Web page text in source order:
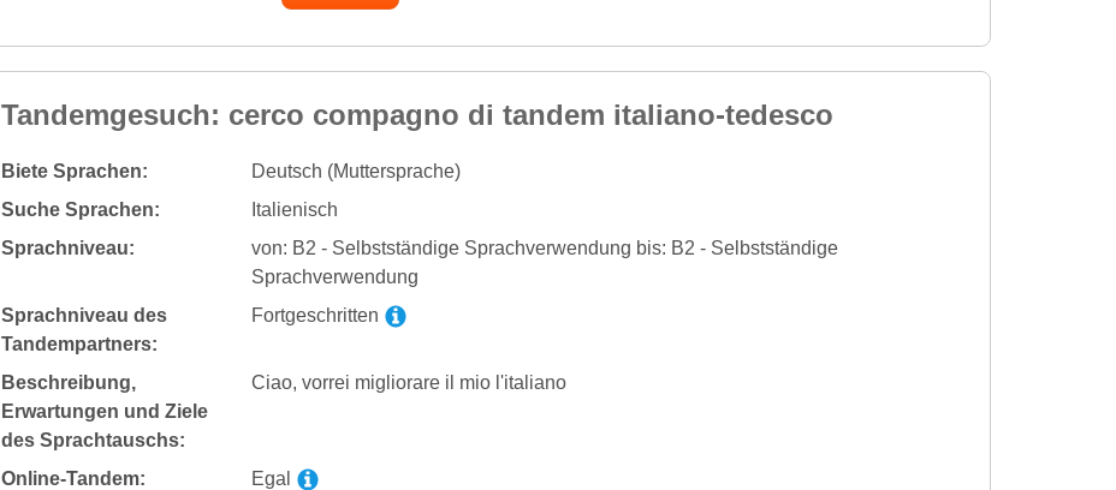
Tandemgesuch: cerco compagno di tandem italiano-tedesco
Biete Sprachen:
Deutsch (Muttersprache)
Suche Sprachen:
Italienisch
Sprachniveau:
von: B2 - Selbstständige Sprachverwendung bis: B2 - Selbstständige
Sprachverwendung
Sprachniveau des
Tandempartners:
Fortgeschritten
Beschreibung,
Erwartungen und Ziele
des Sprachtauschs:
Ciao, vorrei migliorare il mio l'italiano
Online-Tandem:
Egal